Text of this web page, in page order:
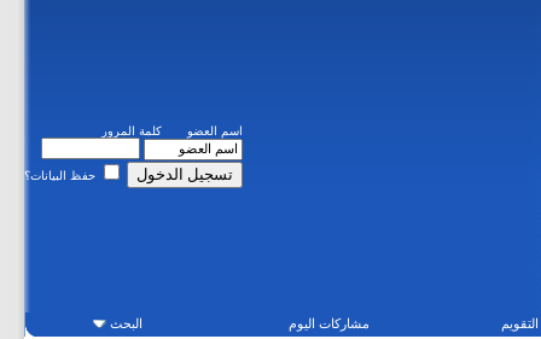
اسم العضو كلمة المرور
حفظ البيانات؟
التقويم مشاركات اليوم البحث